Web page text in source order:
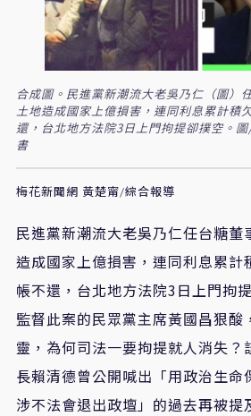
合成圖。民進黨新潮流大老吳乃仁（圖）
土地造成國家上億損害，連同利息累計積
還，台北地方法院3日上門拘提卻撲空。
書
梅花新聞網 黃楚甯/綜合報導
民進黨新潮流大老吳乃仁任台糖董
造成國家上億損害，連同利息累計
帳不還，台北地方法院3日上門拘
監督此案的民眾黨主席黃國昌狠酸
靈，為何司法一要拘提就人消失？
長賴清德曾公開喊出「用政治生命
涉不法會退出政壇」的過去再被提